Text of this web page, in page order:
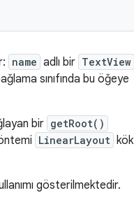
name adlı bir TextView
sınıfında bu öğeye
bir getRoot()
LinearLayout kök
gösterilmektedir.